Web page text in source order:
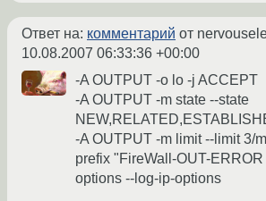
Ответ на: комментарий от
10.08.2007 06:33:36 +00:00
-A OUTPUT -o lo -j ACCEPT
-A OUTPUT -m state --state
-A OUTPUT -m limit --limit 3/
prefix "FireWall-OUT-
options --log-ip-options